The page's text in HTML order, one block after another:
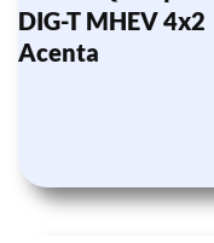
DIG-T MHEV 4x2
Acenta